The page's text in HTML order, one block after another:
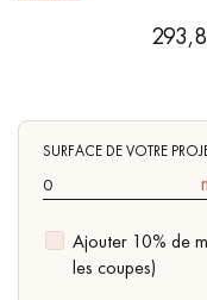
pas dans le
- Lames Largeur 17,8
- Micro chanfreins
- Choix Sélection -
traces d'aubiers
- Facilité de pose :
- Bois certifié FSC -
SURFACE DE VOTRE
Ajouter 10% de
les coupes)